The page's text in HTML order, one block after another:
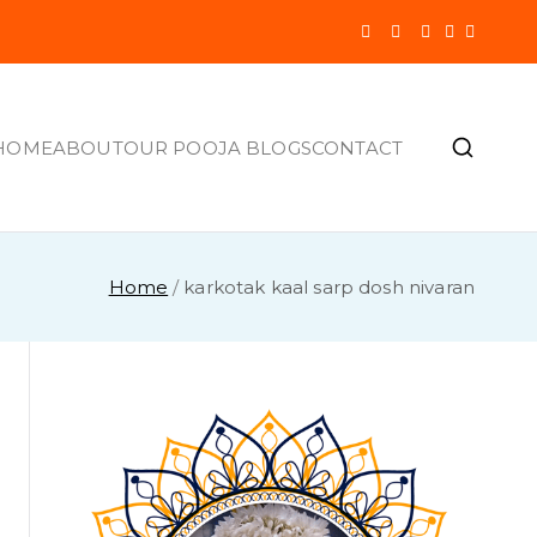
ABOUTOUR POOJA BLOGSCONTACT
Home karkotak kaal sarp dosh nivaran